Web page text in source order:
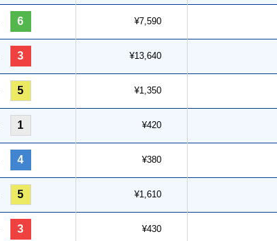
6 ¥7,590
3 ¥13,640
5 ¥1,350
1 ¥420
4 ¥380
5 ¥1,610
3 ¥430